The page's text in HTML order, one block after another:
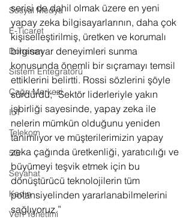
Sosyal Medya
E-Ticaret
Donanım
Sistem Entegratörü
Çağrı Merkezi
IoT
Telekom
5G
Seyahat
Kadın
Veri Yönetimi
serisi de dahil olmak üzere en yeni
yapay zeka bilgisayarlarının, daha çok
kişiselleştirilmiş, üretken ve korumalı
bilgisayar deneyimleri sunma
konusunda önemli bir sıçramayı temsil
ettiklerini belirtti. Rossi sözlerini şöyle
sürdürdü; “Sektör liderleriyle yakın
işbirliği sayesinde, yapay zeka ile
nelerin mümkün olduğunu yeniden
tanımlıyor ve müşterilerimizin yapay
zeka çağında üretkenliği, yaratıcılığı ve
büyümeyi teşvik etmek için bu
dönüştürücü teknolojilerin tüm
potansiyelinden yararlanabilmelerini
sağlıyoruz.”